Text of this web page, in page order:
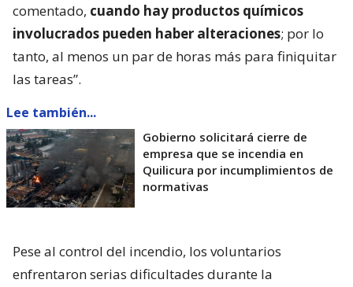
comentado, cuando hay productos químicos
involucrados pueden haber alteraciones; por lo
tanto, al menos un par de horas más para finiquitar
las tareas”.
Lee también...
Gobierno solicitará cierre de
empresa que se incendia en
Quilicura por incumplimientos de
normativas
Pese al control del incendio, los voluntarios
enfrentaron serias dificultades durante la